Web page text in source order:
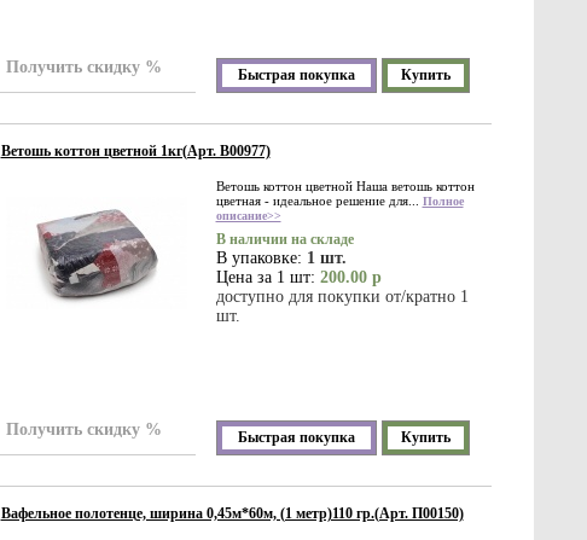
Получить скидку % Быстрая покупка Купить
Ветошь коттон цветной 1кг(Арт. В00977)
Ветошь коттон цветной Наша ветошь коттон
цветная - идеальное решение для... Полное
описание>>
В наличии на складе
В упаковке: 1 шт.
Цена за 1 шт: 200.00 р
доступно для покупки от/кратно 1
шт.
Получить скидку % Быстрая покупка Купить
Вафельное полотенце, ширина 0,45м*60м, (1 метр)110 гр.(Арт. П00150)